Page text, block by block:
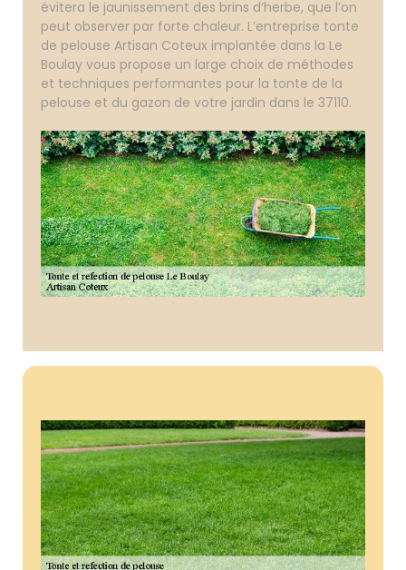
évitera le jaunissement des brins d’herbe, que l’on
peut observer par forte chaleur. L’entreprise tonte
de pelouse Artisan Coteux implantée dans la Le
Boulay vous propose un large choix de méthodes
et techniques performantes pour la tonte de la
pelouse et du gazon de votre jardin dans le 37110.